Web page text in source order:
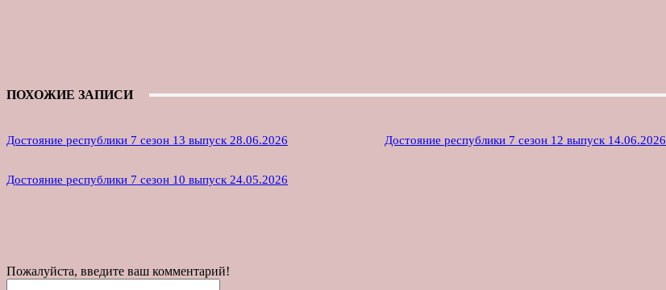
ПОХОЖИЕ ЗАПИСИ
Достояние республики 7 сезон 13 выпуск 28.06.2026 Достояние республики 7 сезон 12 выпуск 14.06.2026
Достояние республики 7 сезон 10 выпуск 24.05.2026
Пожалуйста, введите ваш комментарий!